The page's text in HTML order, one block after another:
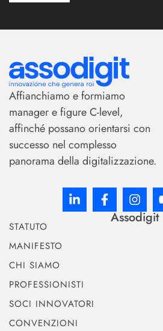
Affianchiamo e formiamo
manager e figure C-level,
affinché possano orientarsi con
successo nel complesso
panorama della digitalizzazione.
Assodigit
STATUTO
MANIFESTO
CHI SIAMO
PROFESSIONISTI
SOCI INNOVATORI
CONVENZIONI